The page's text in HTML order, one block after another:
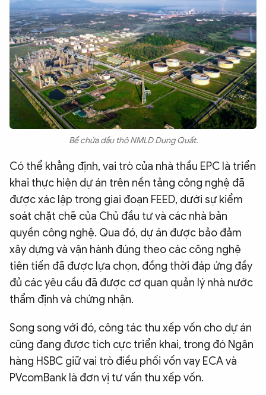
Bể chứa dầu thô NMLD Dung Quất.
Có thể khẳng định, vai trò của nhà thầu EPC là triển
khai thực hiện dự án trên nền tảng công nghệ đã
được xác lập trong giai đoạn FEED, dưới sự kiểm
soát chặt chẽ của Chủ đầu tư và các nhà bản
quyền công nghệ. Qua đó, dự án được bảo đảm
xây dựng và vận hành đúng theo các công nghệ
tiên tiến đã được lựa chọn, đồng thời đáp ứng đầy
đủ các yêu cầu đã được cơ quan quản lý nhà nước
thẩm định và chứng nhận.
Song song với đó, công tác thu xếp vốn cho dự án
cũng đang được tích cực triển khai, trong đó Ngân
hàng HSBC giữ vai trò điều phối vốn vay ECA và
PVcomBank là đơn vị tư vấn thu xếp vốn.